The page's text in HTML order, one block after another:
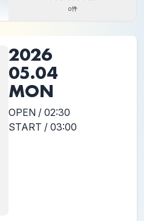
0件
2026
05.04
MON
OPEN / 02:30
START / 03:00